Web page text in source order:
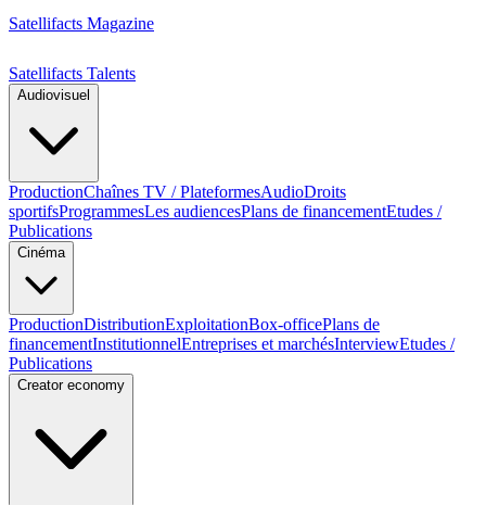
Satellifacts Magazine
Satellifacts Talents
Audiovisuel
ProductionChaînes TV / PlateformesAudioDroits
sportifsProgrammesLes audiencesPlans de financementEtudes /
Publications
Cinéma
ProductionDistributionExploitationBox-officePlans de
financementInstitutionnelEntreprises et marchésInterviewEtudes /
Publications
Creator economy